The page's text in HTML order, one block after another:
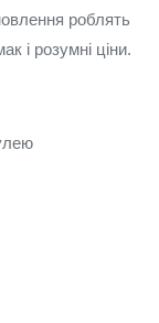
роблять
і розумні ціни.